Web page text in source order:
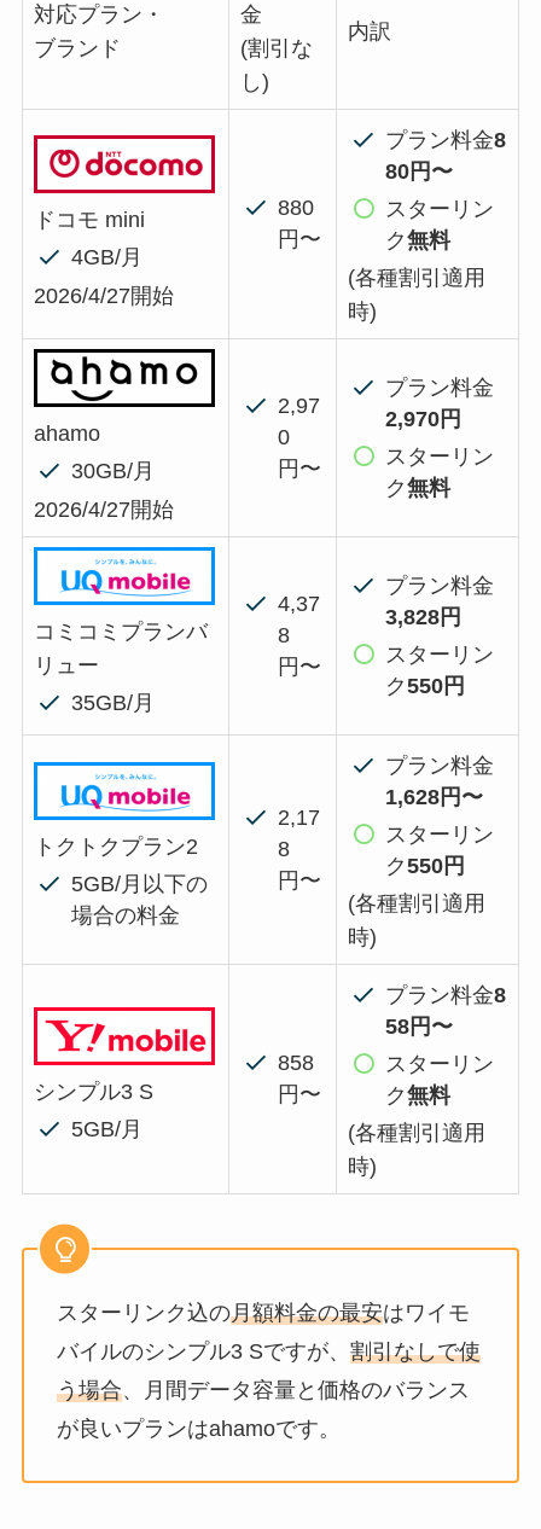
対応プラン・
ブランド
金
(割引な
し)
内訳
ドコモ mini
4GB/月
2026/4/27開始
880
円〜
プラン料金8
80円〜
スターリン
ク無料
(各種割引適用
時)
ahamo
30GB/月
2026/4/27開始
2,97
0
円〜
プラン料金
2,970円
スターリン
ク無料
コミコミプランバ
リュー
35GB/月
4,37
8
円〜
プラン料金
3,828円
スターリン
ク550円
トクトクプラン2
5GB/月以下の
場合の料金
2,17
8
円〜
プラン料金
1,628円〜
スターリン
ク550円
(各種割引適用
時)
シンプル3 S
5GB/月
858
円〜
プラン料金8
58円〜
スターリン
ク無料
(各種割引適用
時)
スターリンク込の月額料金の最安はワイモ
バイルのシンプル3 Sですが、 割引なしで使
う場合、月間データ容量と価格のバランス
が良いプランはahamoです。